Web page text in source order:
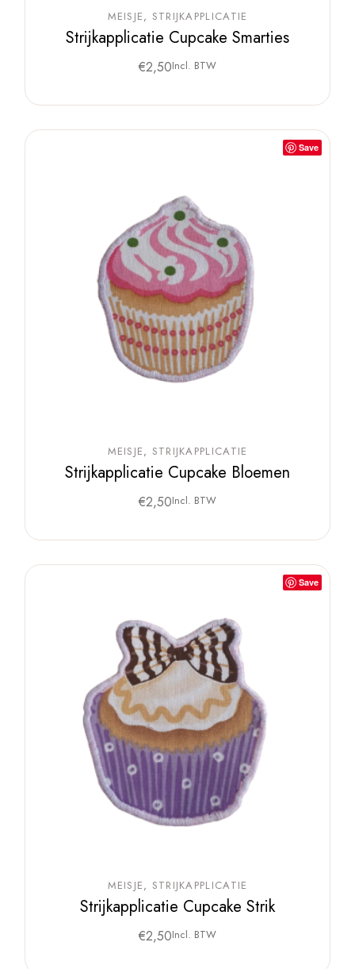
MEISJE STRIJKAPPLICATIE
Strijkapplicatie Cupcake Smarties
€2,50Incl. BTW
Save
MEISJE STRIJKAPPLICATIE
Strijkapplicatie Cupcake Bloemen
€2,50Incl. BTW
Save
MEISJE STRIJKAPPLICATIE
Strijkapplicatie Cupcake Strik
€2,50Incl. BTW